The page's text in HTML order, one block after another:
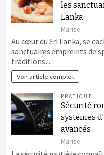
les
Lanka
Marise
Au cœur du Sri Lanka, se
sanctuaires empreints de
traditions…
Voir article complet
PRATIQUE
Sécurité
systèmes
avancés
Marise